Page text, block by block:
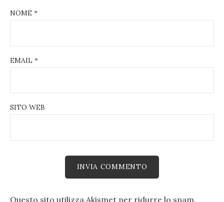
NOME *
EMAIL *
SITO WEB
Questo sito utilizza Akismet per ridurre lo spam.